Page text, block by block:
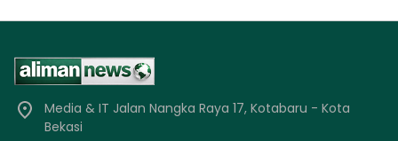
Media & IT Jalan Nangka Raya 17, Kotabaru - Kota
Bekasi